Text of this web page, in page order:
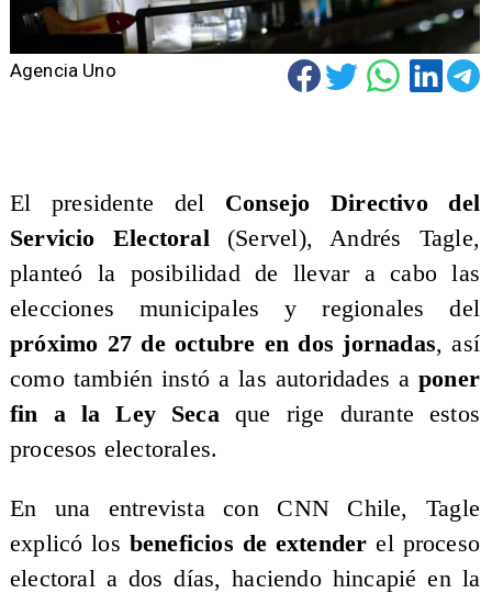
Agencia Uno
​El presidente del Consejo Directivo del
Servicio Electoral(Servel), Andrés Tagle,
planteó la posibilidad de llevar a cabo las
elecciones municipales y regionales del
próximo 27 de octubre en dos jornadas, así
como también instó a las autoridades aponer
fin a la Ley Seca que rige durante estos
procesos electorales.
​En una entrevista con CNN Chile, Tagle
explicó los beneficios de extenderel proceso
electoral a dos días, haciendo hincapié en la